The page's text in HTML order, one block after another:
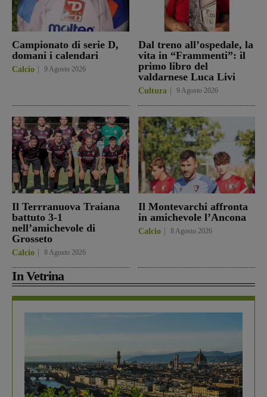
Campionato di serie D,
domani i calendari
Calcio 9 Agosto 2026
Dal treno all’ospedale, la
vita in “Frammenti”: il
primo libro del
valdarnese Luca Livi
Cultura 9 Agosto 2026
Il Terrranuova Traiana
battuto 3-1
nell’amichevole di
Grosseto
Calcio 8 Agosto 2026
Il Montevarchi affronta
in amichevole l’Ancona
Calcio 8 Agosto 2026
In Vetrina